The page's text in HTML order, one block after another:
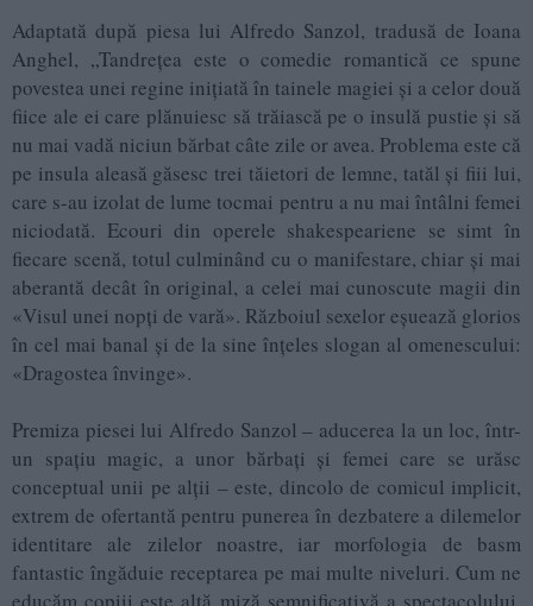
Adaptată după piesa lui Alfredo Sanzol, tradusă de Ioana
Anghel, „Tandrețea este o comedie romantică ce spune
povestea unei regine inițiată în tainele magiei și a celor două
fiice ale ei care plănuiesc să trăiască pe o insulă pustie și să
nu mai vadă niciun bărbat câte zile or avea. Problema este că
pe insula aleasă găsesc trei tăietori de lemne, tatăl și fiii lui,
care s-au izolat de lume tocmai pentru a nu mai întâlni femei
niciodată. Ecouri din operele shakespeariene se simt în
fiecare scenă, totul culminând cu o manifestare, chiar și mai
aberantă decât în original, a celei mai cunoscute magii din
«Visul unei nopți de vară». Războiul sexelor eșuează glorios
în cel mai banal și de la sine înțeles slogan al omenescului:
«Dragostea învinge».
Premiza piesei lui Alfredo Sanzol – aducerea la un loc, într-
un spațiu magic, a unor bărbați și femei care se urăsc
conceptual unii pe alții – este, dincolo de comicul implicit,
extrem de ofertantă pentru punerea în dezbatere a dilemelor
identitare ale zilelor noastre, iar morfologia de basm
fantastic îngăduie receptarea pe mai multe niveluri. Cum ne
educăm copiii este altă miză semnificativă a spectacolului,